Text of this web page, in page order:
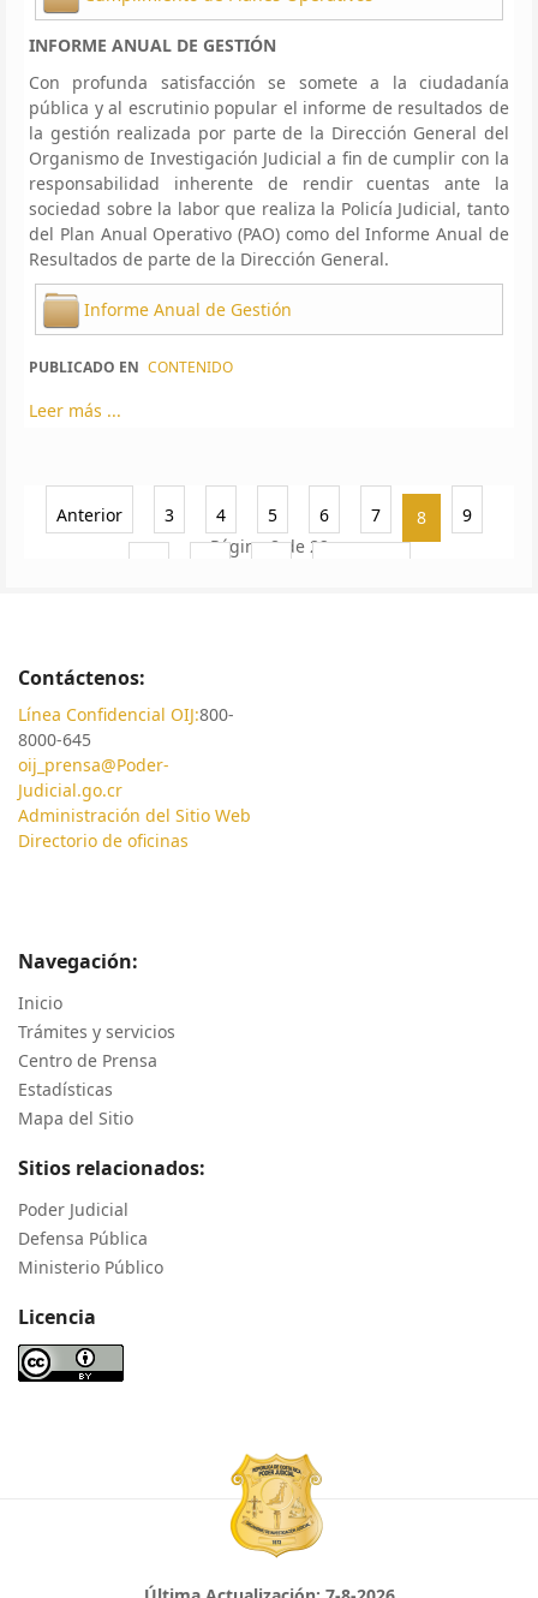
INFORME ANUAL DE GESTIÓN
Con profunda satisfacción se somete a la ciudadanía
pública y al escrutinio popular el informe de resultados de
la gestión realizada por parte de la Dirección General del
Organismo de Investigación Judicial a fin de cumplir con la
responsabilidad inherente de rendir cuentas ante la
sociedad sobre la labor que realiza la Policía Judicial, tanto
del Plan Anual Operativo (PAO) como del Informe Anual de
Resultados de parte de la Dirección General.
Informe Anual de Gestión
PUBLICADO EN CONTENIDO
Leer más ...
Anterior 3 4 5 6 7 8 9
Página 8 de 22
Contáctenos:
Línea Confidencial OIJ:800-
8000-645
oij_prensa@Poder-
Judicial.go.cr
Administración del Sitio Web
Directorio de oficinas
Navegación:
Inicio
Trámites y servicios
Centro de Prensa
Estadísticas
Mapa del Sitio
Sitios relacionados:
Poder Judicial
Defensa Pública
Ministerio Público
Licencia